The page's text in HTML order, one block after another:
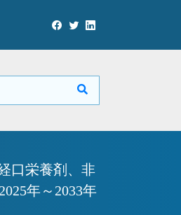
口栄養剤、非
年～2033年